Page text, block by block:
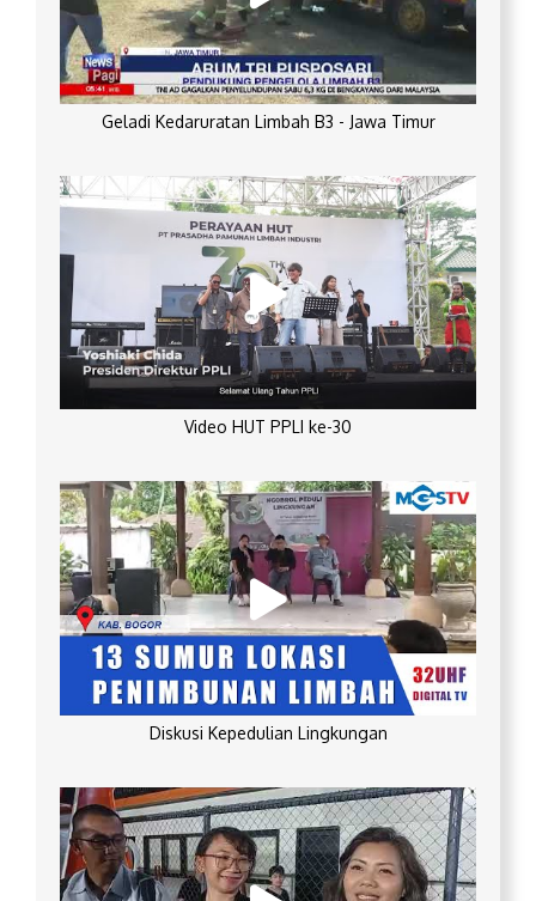
Geladi Kedaruratan Limbah B3 - Jawa Timur
Video HUT PPLI ke-30
Diskusi Kepedulian Lingkungan